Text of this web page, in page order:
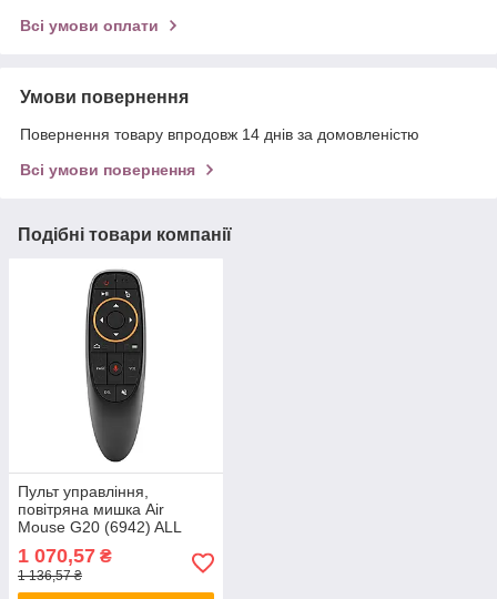
Всі умови оплати
Умови повернення
Повернення товару впродовж 14 днів за домовленістю
Всі умови повернення
Подібні товари компанії
Пульт управління,
повітряна мишка Air
Mouse G20 (6942) ALL
1 070,57 ₴
1 136,57 ₴